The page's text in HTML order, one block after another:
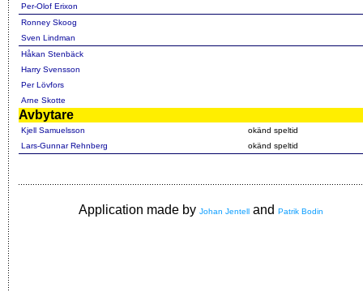
Per-Olof Erixon
Ronney Skoog
Sven Lindman
Håkan Stenbäck
Harry Svensson
Per Lövfors
Arne Skotte
Avbytare
Kjell Samuelsson
okänd speltid
Lars-Gunnar Rehnberg
okänd speltid
Application made by Johan Jentell and Patrik Bodin